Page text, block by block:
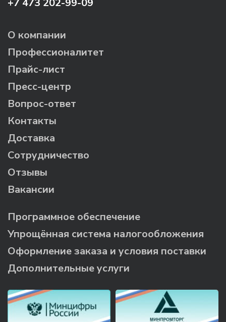
+7 473 202-99-09
О компании
Профессионалитет
Прайс-лист
Пресс-центр
Вопрос-ответ
Контакты
Доставка
Сотрудничество
Отзывы
Вакансии
Программное обеспечение
Упрощённая система налогообложения
Оформление заказа и условия поставки
Дополнительные услуги